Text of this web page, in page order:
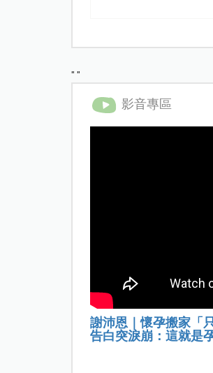
" "
影音專區
謝沛恩｜懷孕搬家「
告白突淚崩：這就是